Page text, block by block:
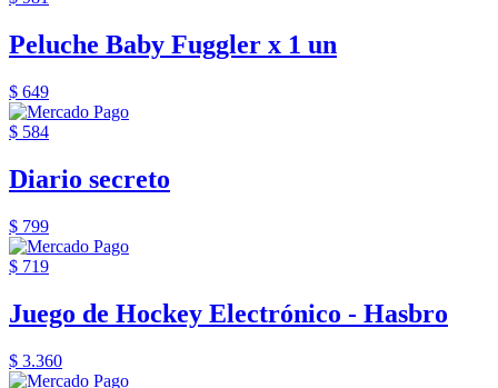
Peluche Baby Fuggler x 1 un
$ 649
$ 584
Diario secreto
$ 799
$ 719
Juego de Hockey Electrónico - Hasbro
$ 3.360